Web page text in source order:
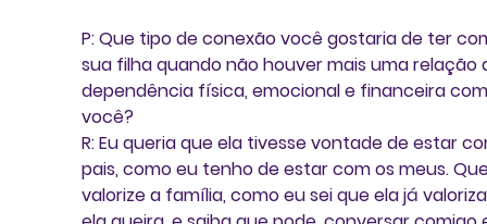
P: Que tipo de conexão você gostaria de ter
sua filha quando não houver mais uma relação
dependência física, emocional e financeira
você?
R: Eu queria que ela tivesse vontade de estar
pais, como eu tenho de estar com os meus.
valorize a família, como eu sei que ela já